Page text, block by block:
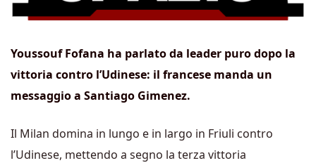
Youssouf Fofana ha parlato da leader puro dopo la
vittoria contro l’Udinese: il francese manda un
messaggio a Santiago Gimenez.
Il Milan domina in lungo e in largo in Friuli contro
l’Udinese, mettendo a segno la terza vittoria